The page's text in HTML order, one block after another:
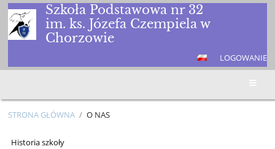
Szkoła Podstawowa nr 32
im. ks. Józefa Czempiela w
Chorzowie
LOGOWANIE
STRONA GŁÓWNA / O NAS
O
Historia szkoły